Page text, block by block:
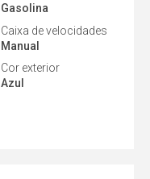
Gasolina
Caixa de velocidades
Manual
Cor exterior
Azul